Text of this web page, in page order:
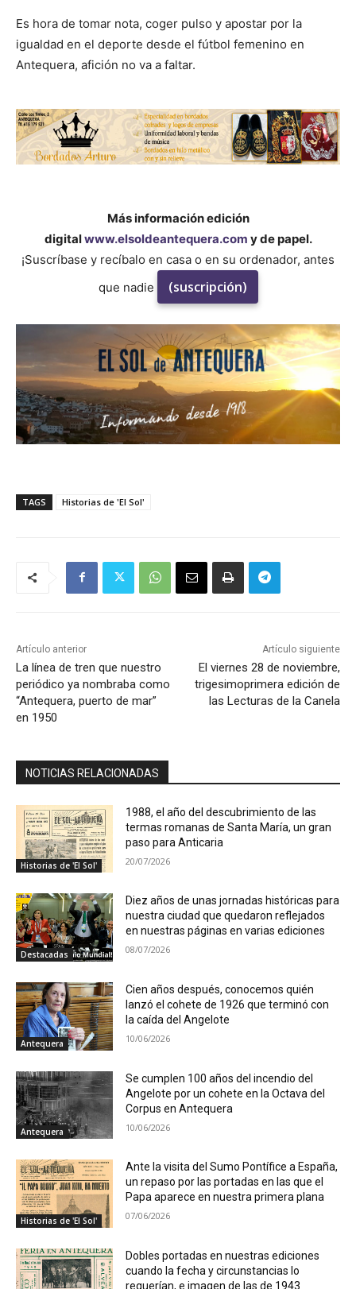
Es hora de tomar nota, coger pulso y apostar por la
igualdad en el deporte desde el fútbol femenino en
Antequera, afición no va a faltar.
Más información edición
digitalwww.elsoldeantequera.com y de papel.
¡Suscríbase y recíbalo en casa o en su ordenador, antes
que nadie
(suscripción)
TAGS Historias de 'El Sol'
Artículo anterior
La línea de tren que nuestro
periódico ya nombraba como
“Antequera, puerto de mar”
en 1950
Artículo siguiente
El viernes 28 de noviembre,
trigesimoprimera edición de
las Lecturas de la Canela
NOTICIAS RELACIONADAS
Historias de 'El Sol'
1988, el año del descubrimiento de las
termas romanas de Santa María, un gran
paso para Anticaria
20/07/2026
Destacadas
Diez años de unas jornadas históricas para
nuestra ciudad que quedaron reflejados
en nuestras páginas en varias ediciones
08/07/2026
Antequera
Cien años después, conocemos quién
lanzó el cohete de 1926 que terminó con
la caída del Angelote
10/06/2026
Antequera
Se cumplen 100 años del incendio del
Angelote por un cohete en la Octava del
Corpus en Antequera
10/06/2026
Historias de 'El Sol'
Ante la visita del Sumo Pontífice a España,
un repaso por las portadas en las que el
Papa aparece en nuestra primera plana
07/06/2026
Dobles portadas en nuestras ediciones
cuando la fecha y circunstancias lo
requerían, e imagen de las de 1943